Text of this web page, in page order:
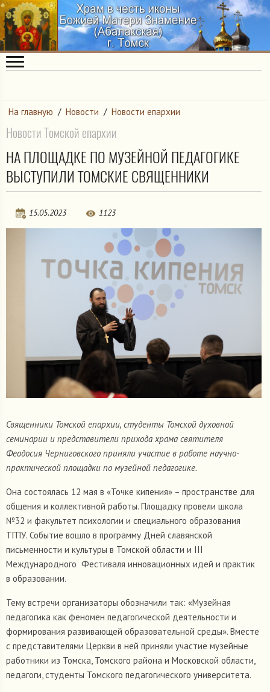
На главную / Новости / Новости епархии
Новости Томской епархии
НА ПЛОЩАДКЕ ПО МУЗЕЙНОЙ ПЕДАГОГИКЕ
ВЫСТУПИЛИ ТОМСКИЕ СВЯЩЕННИКИ
15.05.2023 1123
Священники Томской епархии, студенты Томской духовной
семинарии и представители прихода храма святителя
Феодосия Черниговского приняли участие в работе научно-
практической площадки по музейной педагогике.
Она состоялась 12 мая в «Точке кипения» – пространстве для
общения и коллективной работы. Площадку провели школа
№32 и факультет психологии и специального образования
ТГПУ. Событие вошло в программу Дней славянской
письменности и культуры в Томской области и III
Международного Фестиваля инновационных идей и практик
в образовании.
Тему встречи организаторы обозначили так: «Музейная
педагогика как феномен педагогической деятельности и
формирования развивающей образовательной среды». Вместе
с представителями Церкви в ней приняли участие музейные
работники из Томска, Томского района и Московской области,
педагоги, студенты Томского педагогического университета.